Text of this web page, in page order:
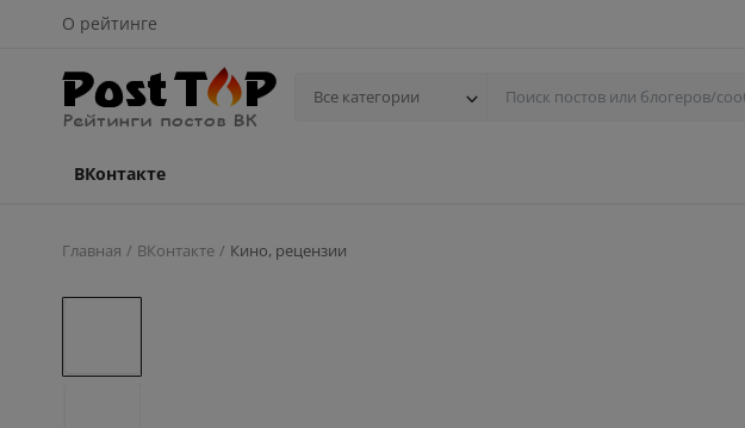
О рейтинге
Все категории
ВКонтакте
Главная ВКонтакте Кино, рецензии